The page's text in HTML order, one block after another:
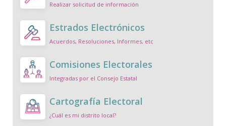
Realizar solicitud de información
Estrados Electrónicos
Acuerdos, Resoluciones, Informes, etc
Comisiones Electorales
Integradas por el Consejo Estatal
Cartografía Electoral
¿Cuál es mi distrito local?